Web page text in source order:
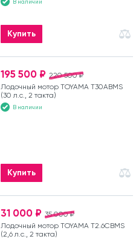
В наличии
Купить
220 500 ₽
195 500 ₽
Лодочный мотор TOYAMA T30ABMS
(30 л.с., 2 такта)
В наличии
Купить
35 000 ₽
31 000 ₽
Лодочный мотор TOYAMA T2.6CBMS
(2,6 л.с., 2 такта)